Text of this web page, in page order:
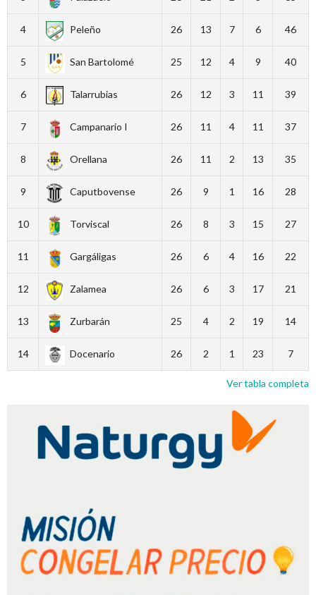
4 Peleño 26 13 7 6 46
5 San Bartolomé 25 12 4 9 40
6 Talarrubias 26 12 3 11 39
7 Campanario I 26 11 4 11 37
8 Orellana 26 11 2 13 35
9 Caputbovense 26 9 1 16 28
10 Torviscal 26 8 3 15 27
11 Gargáligas 26 6 4 16 22
12 Zalamea 26 6 3 17 21
13 Zurbarán 25 4 2 19 14
14 Docenario 26 2 1 23 7
Ver tabla completa